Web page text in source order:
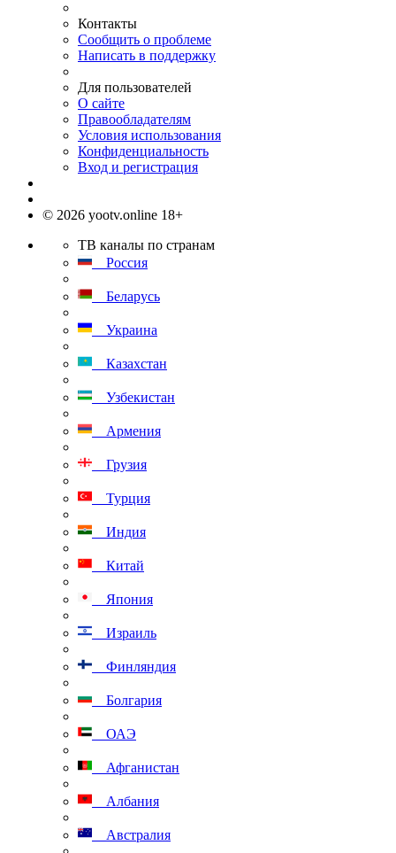
Контакты
Сообщить о проблеме
Написать в поддержку
Для пользователей
О сайте
Правообладателям
Условия использования
Конфиденциальность
Вход и регистрация
© 2026 yootv.online 18+
ТВ каналы по странам
Россия
Беларусь
Украина
Казахстан
Узбекистан
Армения
Грузия
Турция
Индия
Китай
Япония
Израиль
Финляндия
Болгария
ОАЭ
Афганистан
Албания
Австралия